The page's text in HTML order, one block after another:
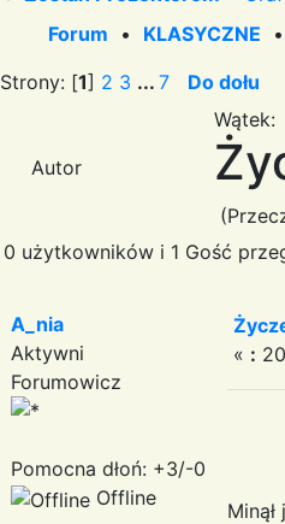
Forum • KLASYCZNE •
Strony: [1] 2 3 ... 7 Do dołu
Autor
Wątek:
0 użytkowników i 1 Gość
A_nia
Aktywni
Forumowicz
Pomocna dłoń: +3/-0
Offline
« :